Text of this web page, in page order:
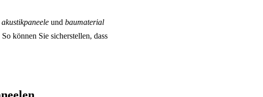
und baumaterial
können Sie sicherstellen, dass